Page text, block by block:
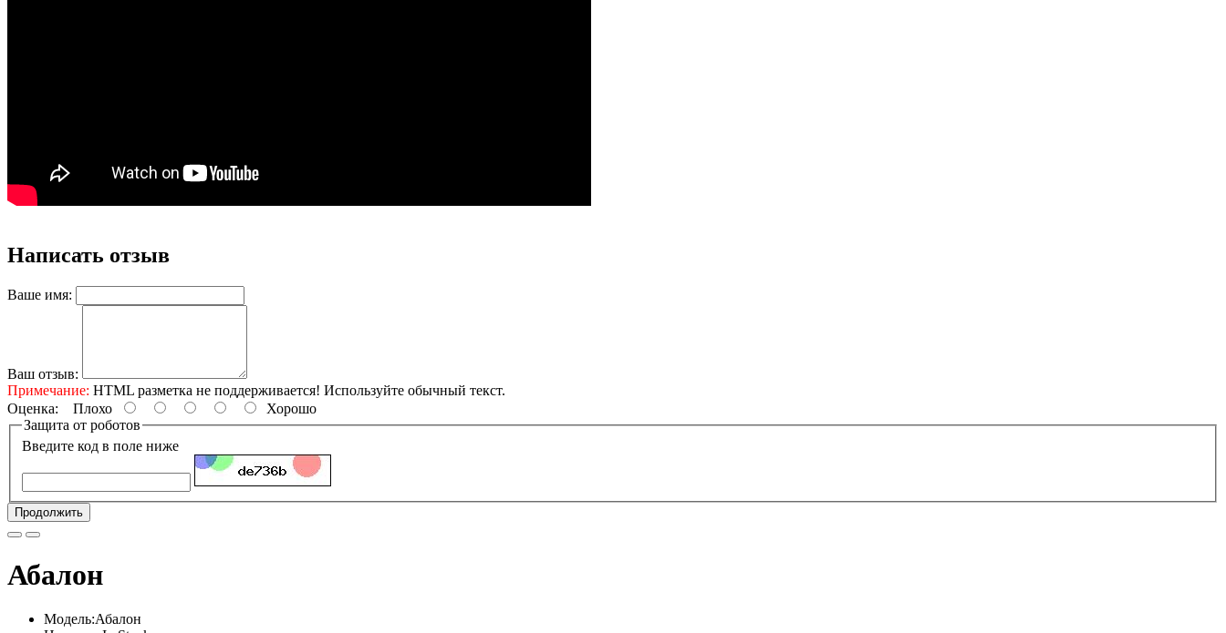
Написать отзыв
Ваше имя:
Ваш отзыв:
Примечание: HTML разметка не поддерживается! Используйте обычный текст.
Оценка: Плохо
Хорошо
Защита от роботов
Введите код в поле ниже
Продолжить
Абалон
Модель:Абалон